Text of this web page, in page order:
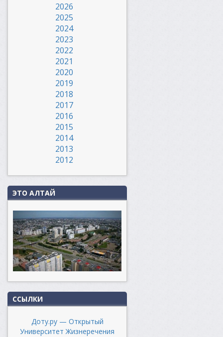
2026
2025
2024
2023
2022
2021
2020
2019
2018
2017
2016
2015
2014
2013
2012
ЭТО АЛТАЙ
ССЫЛКИ
Доту.ру — Открытый
Университет Жизнеречения